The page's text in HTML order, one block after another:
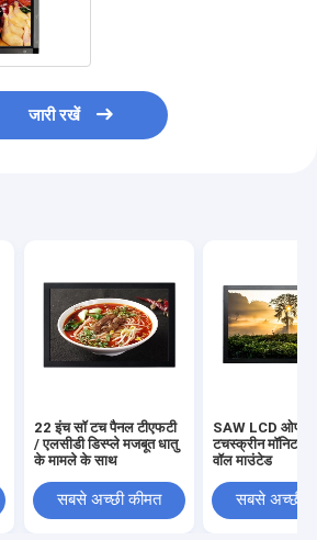
जारी रखें
22 इंच सॉ टच पैनल टीएफटी
/ एलसीडी डिस्प्ले मजबूत धातु
के मामले के साथ
सबसे अच्छी कीमत
SAW LCD ओपन
टचस्क्रीन मॉनिटर
वॉल माउंटेड
सबसे अच्छी